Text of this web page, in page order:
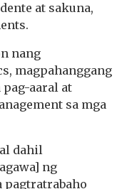
at sakuna,
nang
magpahanggang
aaral at
sa mga
dahil
ng
pagtratrabaho